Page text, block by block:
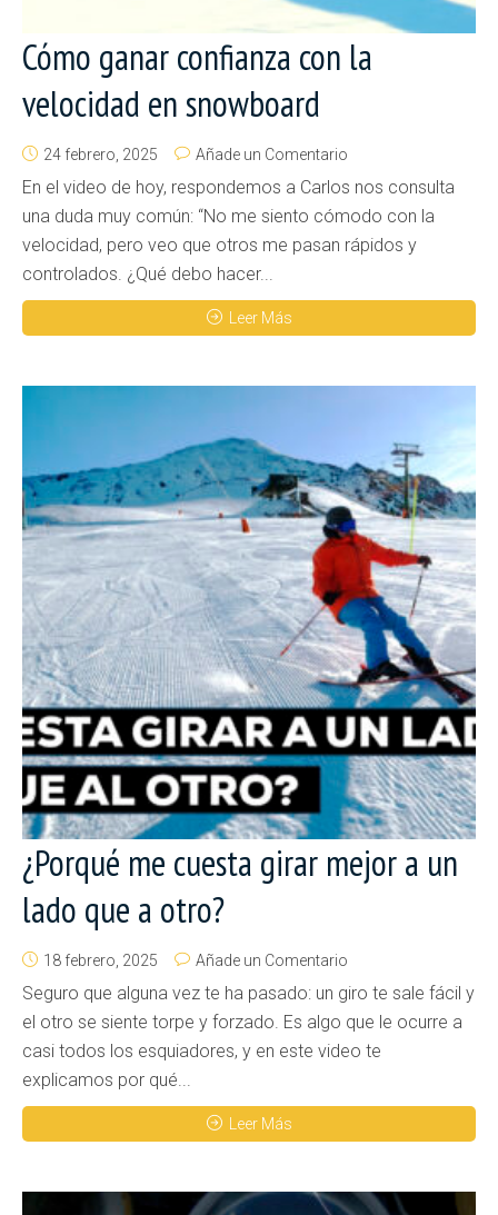
Cómo ganar confianza con la
velocidad en snowboard
24 febrero, 2025 Añade un Comentario
En el video de hoy, respondemos a Carlos nos consulta
una duda muy común: “No me siento cómodo con la
velocidad, pero veo que otros me pasan rápidos y
controlados. ¿Qué debo hacer...
Leer Más
¿Porqué me cuesta girar mejor a un
lado que a otro?
18 febrero, 2025 Añade un Comentario
Seguro que alguna vez te ha pasado: un giro te sale fácil y
el otro se siente torpe y forzado. Es algo que le ocurre a
casi todos los esquiadores, y en este video te
explicamos por qué...
Leer Más